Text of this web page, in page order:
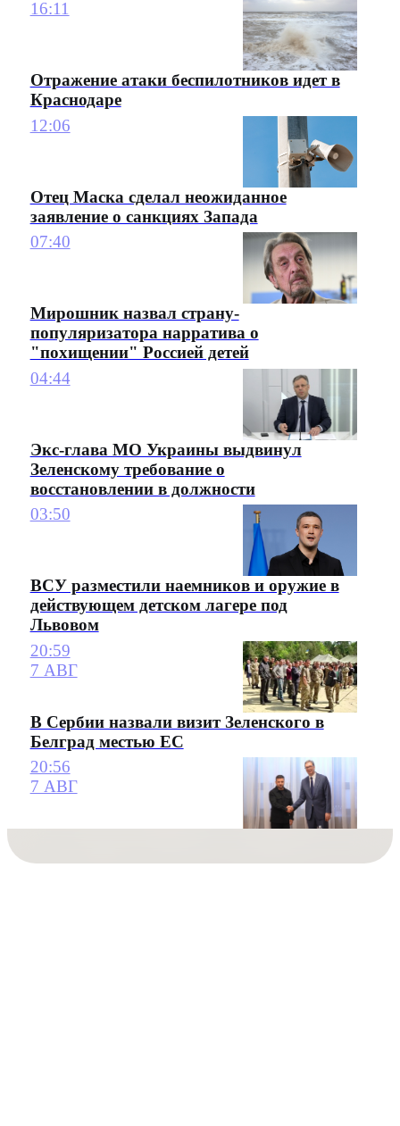
16:11
Отражение атаки беспилотников идет в
Краснодаре
12:06
Отец Маска сделал неожиданное
заявление о санкциях Запада
07:40
Мирошник назвал страну-
популяризатора нарратива о
"похищении" Россией детей
04:44
Экс-глава МО Украины выдвинул
Зеленскому требование о
восстановлении в должности
03:50
ВСУ разместили наемников и оружие в
действующем детском лагере под
Львовом
20:59
7 АВГ
В Сербии назвали визит Зеленского в
Белград местью ЕС
20:56
7 АВГ